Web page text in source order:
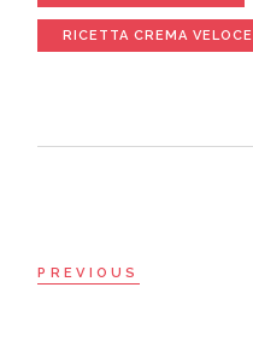
RICETTA CREMA VELOCE
PREVIOUS